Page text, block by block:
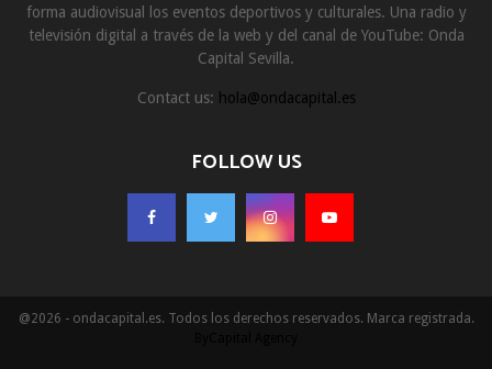
forma audiovisual los eventos deportivos y culturales. Una radio y
televisión digital a través de la web y del canal de YouTube: Onda
Capital Sevilla.
Contact us: hola@ondacapital.es
FOLLOW US
@2026 - ondacapital.es. Todos los derechos reservados. Marca registrada.